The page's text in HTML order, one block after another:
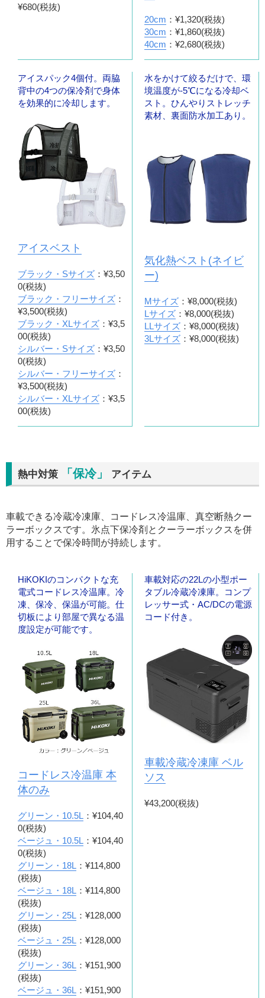
¥680(税抜)
20cm ：¥1,320(税抜)
30cm ：¥1,860(税抜)
40cm ：¥2,680(税抜)
アイスパック4個付。両脇
背中の4つの保冷剤で身体
を効果的に冷却します。
アイスベスト
ブラック・Sサイズ ：¥3,50
0(税抜)
ブラック・フリーサイズ ：
¥3,500(税抜)
ブラック・XLサイズ ：¥3,5
00(税抜)
シルバー・Sサイズ ：¥3,50
0(税抜)
シルバー・フリーサイズ ：
¥3,500(税抜)
シルバー・XLサイズ ：¥3,5
00(税抜)
水をかけて絞るだけで、環
境温度が-5℃になる冷却ベ
スト。ひんやりストレッチ
素材、裏面防水加工あり。
気化熱ベスト(ネイビ
ー)
Mサイズ：¥8,000(税抜)
Lサイズ：¥8,000(税抜)
LLサイズ：¥8,000(税抜)
3Lサイズ：¥8,000(税抜)
熱中対策 「保冷」 アイテム
車載できる冷蔵冷凍庫、コードレス冷温庫、真空断熱クー
ラーボックスです。氷点下保冷剤とクーラーボックスを併
用することで保冷時間が持続します。
HiKOKIのコンパクトな充
電式コードレス冷温庫。冷
凍、保冷、保温が可能。仕
切板により部屋で異なる温
度設定が可能です。
コードレス冷温庫 本
体のみ
グリーン・10.5L ：¥104,40
0(税抜)
ベージュ・10.5L ：¥104,40
0(税抜)
グリーン・18L ：¥114,800
(税抜)
ベージュ・18L ：¥114,800
(税抜)
グリーン・25L ：¥128,000
(税抜)
ベージュ・25L ：¥128,000
(税抜)
グリーン・36L ：¥151,900
(税抜)
ベージュ・36L ：¥151,900
車載対応の22Lの小型ポー
タブル冷蔵冷凍庫。コンプ
レッサー式・AC/DCの電源
コード付き。
車載冷蔵冷凍庫 ベル
ソス
¥43,200(税抜)